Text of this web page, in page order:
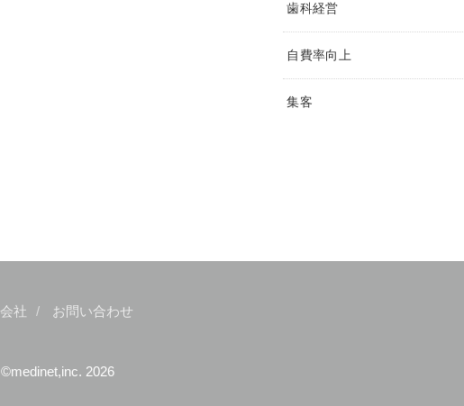
歯科経営
自費率向上
集客
社 お問い合わせ
©medinet,inc. 2026